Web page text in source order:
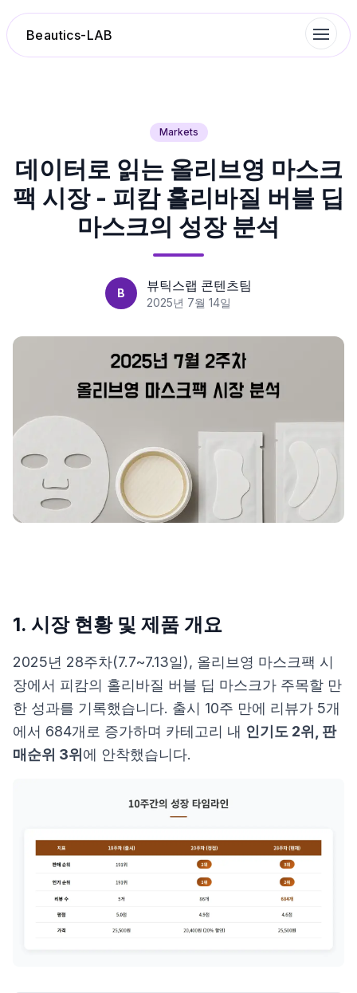
Beautics-LAB
성분분석
나의 스킨케어
제품비교
Login
Markets
데이터로 읽는 올리브영 마스크
팩 시장 - 피캄 홀리바질 버블 딥
마스크의 성장 분석
B 뷰틱스랩 콘텐츠팀
2025년 7월 14일
1. 시장 현황 및 제품 개요
2025년 28주차(7.7~7.13일), 올리브영 마스크팩 시
장에서 피캄의 홀리바질 버블 딥 마스크가 주목할 만
한 성과를 기록했습니다. 출시 10주 만에 리뷰가 5개
에서 684개로 증가하며 카테고리 내 인기도 2위, 판
매순위 3위 에 안착했습니다.